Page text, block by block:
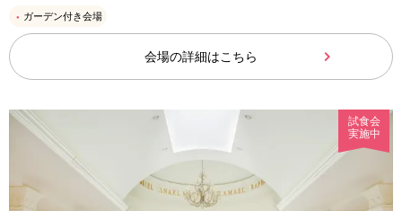
ガーデン付き会場
会場の詳細はこちら
試食会
実施中